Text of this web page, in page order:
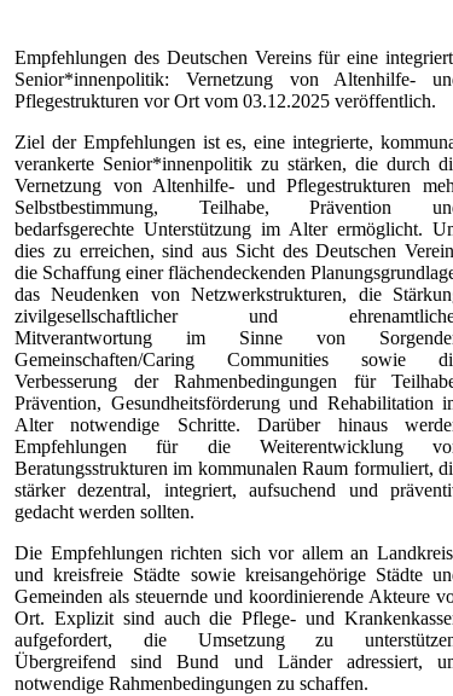
Empfehlungen des Deutschen Vereins für eine
Senior*innenpolitik: Vernetzung von Altenhilfe-
Pflegestrukturen vor Ort vom 03.12.2025 veröffentlich.
Ziel der Empfehlungen ist es, eine integrierte,
verankerte Senior*innenpolitik zu stärken, die durch
Vernetzung von Altenhilfe- und Pflegestrukturen
Selbstbestimmung, Teilhabe, Prävention
bedarfsgerechte Unterstützung im Alter ermöglicht.
dies zu erreichen, sind aus Sicht des Deutschen
die Schaffung einer flächendeckenden
das Neudenken von Netzwerkstrukturen, die
zivilgesellschaftlicher und
Mitverantwortung im Sinne von
Gemeinschaften/Caring Communities sowie
Verbesserung der Rahmenbedingungen für
Prävention, Gesundheitsförderung und Rehabilitation
Alter notwendige Schritte. Darüber hinaus
Empfehlungen für die Weiterentwicklung
Beratungsstrukturen im kommunalen Raum formuliert,
stärker dezentral, integriert, aufsuchend und
gedacht werden sollten.
Die Empfehlungen richten sich vor allem an
und kreisfreie Städte sowie kreisangehörige Städte
Gemeinden als steuernde und koordinierende Akteure
Ort. Explizit sind auch die Pflege- und
aufgefordert, die Umsetzung zu
Übergreifend sind Bund und Länder adressiert,
notwendige Rahmenbedingungen zu schaffen.